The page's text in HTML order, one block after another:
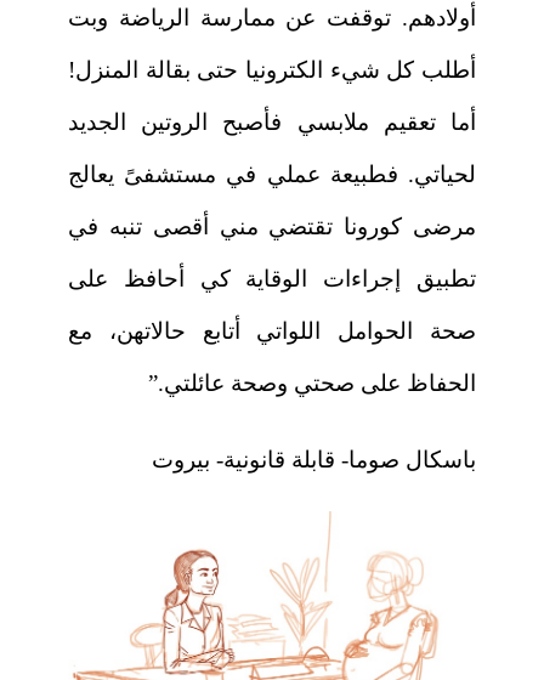
أولادهم. توقفت عن ممارسة الرياضة وبت
أطلب كل شيء الكترونيا حتى بقالة المنزل!
أما تعقيم ملابسي فأصبح الروتين الجديد
لحياتي. فطبيعة عملي في مستشفىً يعالج
مرضى كورونا تقتضي مني أقصى تنبه في
تطبيق إجراءات الوقاية كي أحافظ على
صحة الحوامل اللواتي أتابع حالاتهن، مع
الحفاظ على صحتي وصحة عائلتي.”
باسكال صوما- قابلة قانونية- بيروت